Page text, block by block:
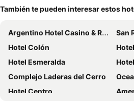
También te pueden interesar estos
Argentino Hotel Casino & Resort
San
Hotel Colón
Hotel Esmeralda
Complejo Laderas del Cerro
Hotel Centro